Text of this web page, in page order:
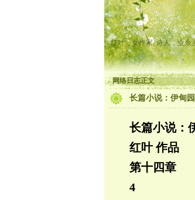
红叶，女作家, 诗人，业余
网络日志正文
长篇小说：伊甸
长篇小说：
红叶 作品
第十四章
4